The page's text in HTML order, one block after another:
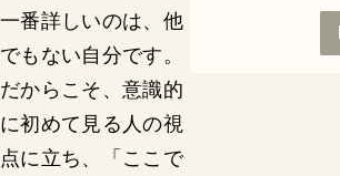
一番詳しいのは、他
でもない自分です。
だからこそ、意識的
に初めて見る人の視
点に立ち、「ここで